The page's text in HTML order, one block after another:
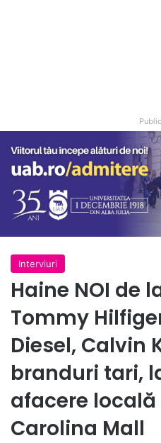
Interviuri
Haine NOI de
Tommy
Diesel, Calvin
branduri tari,
afacere
Carolina Mall